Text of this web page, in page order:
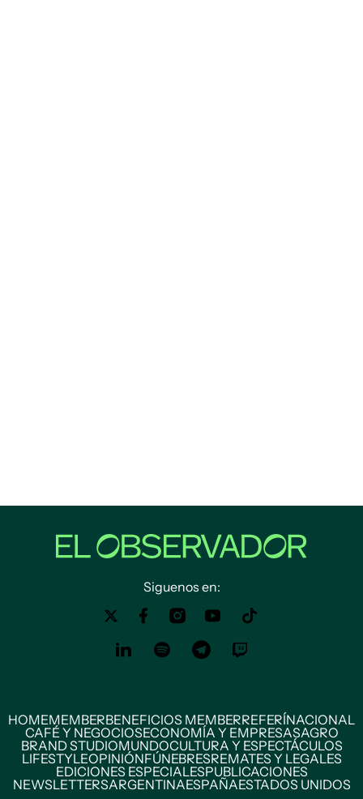
Siguenos en:
HOMEMEMBERBENEFICIOS MEMBERREFERÍNACIONAL
CAFÉ Y NEGOCIOSECONOMÍA Y EMPRESASAGRO
BRAND STUDIOMUNDOCULTURA Y ESPECTÁCULOS
LIFESTYLEOPINIÓNFÚNEBRESREMATES Y LEGALES
EDICIONES ESPECIALESPUBLICACIONES
NEWSLETTERSARGENTINAESPAÑAESTADOS UNIDOS